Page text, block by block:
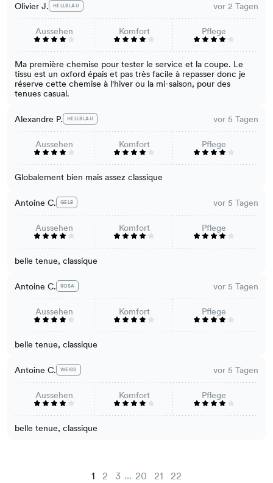
Olivier J. HELLBLAU vor 2 Tagen
Aussehen Komfort Pflege
Ma première chemise pour tester le service et la coupe. Le
tissu est un oxford épais et pas très facile à repasser donc je
réserve cette chemise à l'hiver ou la mi-saison, pour des
tenues casual.
Alexandre P. HELLBLAU vor 5 Tagen
Aussehen Komfort Pflege
Globalement bien mais assez classique
Antoine C. GELB vor 5 Tagen
Aussehen Komfort Pflege
belle tenue, classique
Antoine C. ROSA vor 5 Tagen
Aussehen Komfort Pflege
belle tenue, classique
Antoine C. WEISS vor 5 Tagen
Aussehen Komfort Pflege
belle tenue, classique
1 2 3 ... 20 21 22